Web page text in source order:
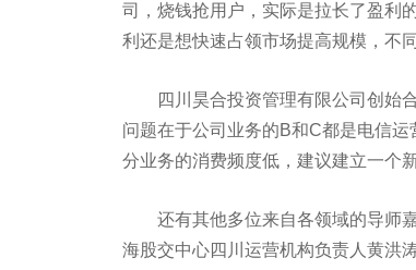
司，烧钱抢用户，实际是拉长了盈利
利还是想快速占领市场提高规模，不
四川昊合投资管理有限公司创始合
问题在于公司业务的B和C都是电信
分业务的消费频度低，建议建立一个
还有其他多位来自各领域的导师嘉
海股交中心四川运营机构负责人黄洪